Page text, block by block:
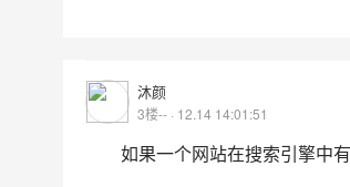
沐颜
3楼-- · 12.14 14:01:51
如果一个网站在搜索引擎中